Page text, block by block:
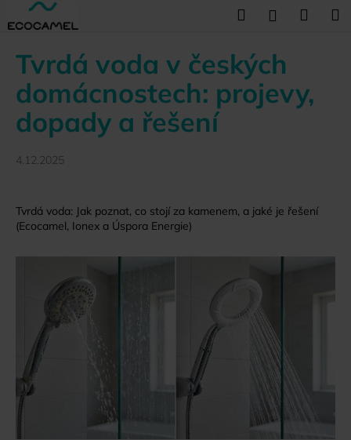
na
HledatPřihlášení
Tvrdá voda v českých
domácnostech: projevy,
dopady a řešení
4.12.2025
Tvrdá voda: Jak poznat, co stojí za kamenem, a jaké je řešení
(Ecocamel, Ionex a Úspora Energie)
o
C
o
p
t
e
b
a
í